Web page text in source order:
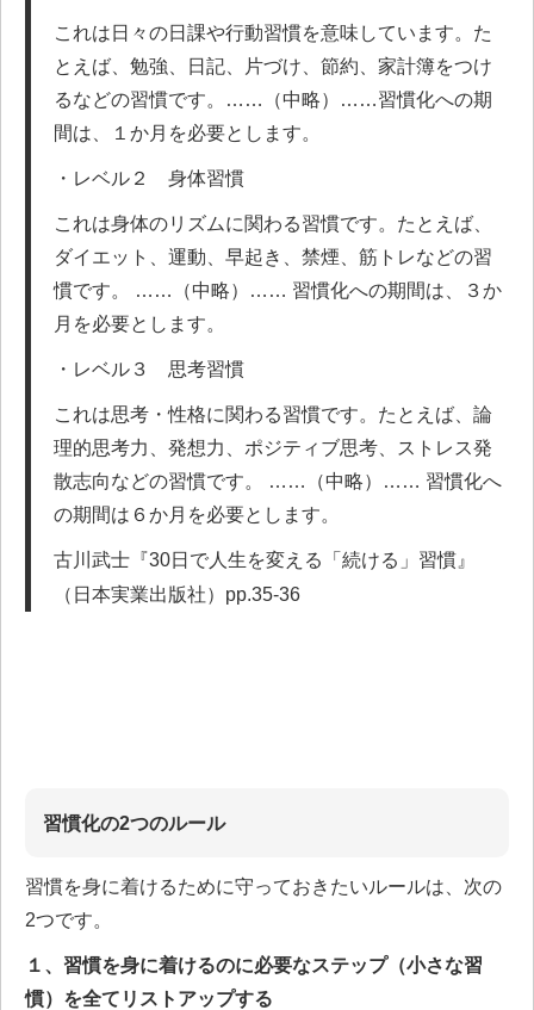
これは日々の日課や行動習慣を意味しています。た
とえば、勉強、日記、片づけ、節約、家計簿をつけ
るなどの習慣です。……（中略）……習慣化への期
間は、１か月を必要とします。
・レベル２ 身体習慣
これは身体のリズムに関わる習慣です。たとえば、
ダイエット、運動、早起き、禁煙、筋トレなどの習
慣です。 ……（中略）…… 習慣化への期間は、３か
月を必要とします。
・レベル３ 思考習慣
これは思考・性格に関わる習慣です。たとえば、論
理的思考力、発想力、ポジティブ思考、ストレス発
散志向などの習慣です。 ……（中略）…… 習慣化へ
の期間は６か月を必要とします。
古川武士『30日で人生を変える「続ける」習慣』
（日本実業出版社）pp.35-36
習慣化の2つのルール
習慣を身に着けるために守っておきたいルールは、次の
2つです。
１、習慣を身に着けるのに必要なステップ（小さな習
慣）を全てリストアップする